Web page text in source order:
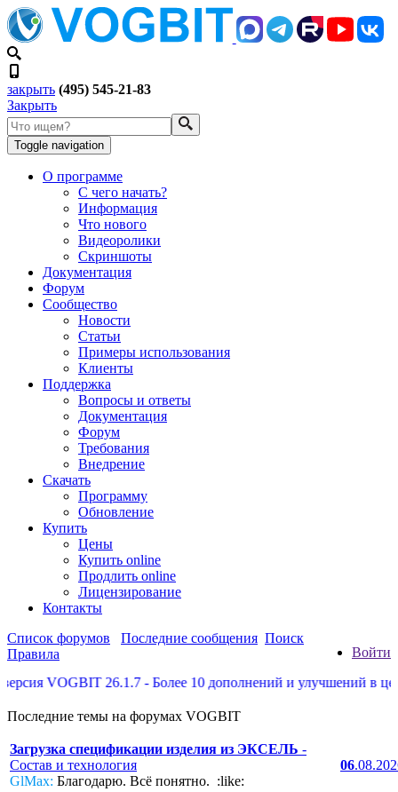
закрыть (495) 545-21-83
Закрыть
Toggle navigation
О программе
С чего начать?
Информация
Что нового
Видеоролики
Скриншоты
Документация
Форум
Сообщество
Новости
Статьи
Примеры использования
Клиенты
Поддержка
Вопросы и ответы
Документация
Форум
Требования
Внедрение
Скачать
Программу
Обновление
Купить
Цены
Купить online
Продлить online
Лицензирование
Контакты
Войти
Список форумов Последние сообщения Поиск
Правила
VOGBIT 26.1.7 - Более 10 дополнений и улучшений в
Последние темы на форумах VOGBIT
Загрузка спецификации изделия из ЭКСЕЛЬ -
Состав и технология
GlMax: Благодарю. Всё понятно. :like:
06